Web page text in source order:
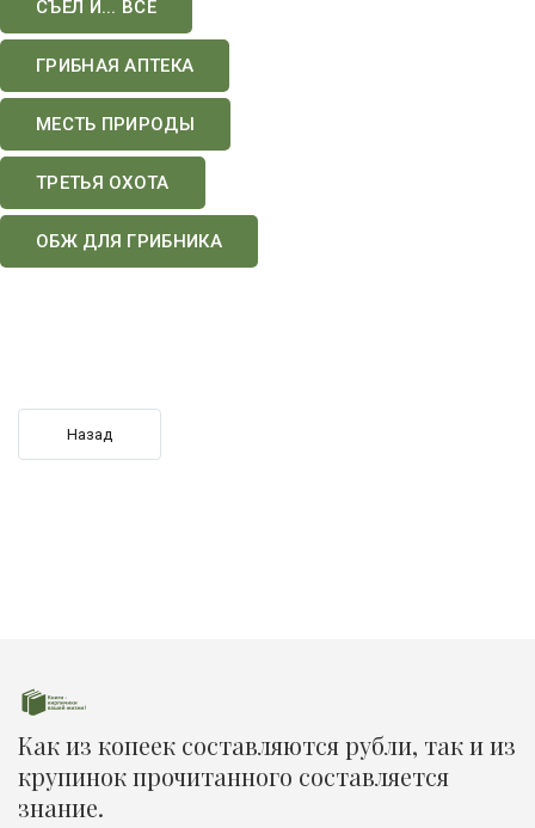
СЪЕЛ И... ВСЁ
ГРИБНАЯ АПТЕКА
МЕСТЬ ПРИРОДЫ
ТРЕТЬЯ ОХОТА
ОБЖ ДЛЯ ГРИБНИКА
Предыдущий: Интересные разновидности футбола
Назад
Как из копеек составляются рубли, так и из
крупинок прочитанного составляется
знание.